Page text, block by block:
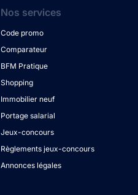
Nos services
Code promo
Comparateur
BFM Pratique
Shopping
Immobilier neuf
Portage salarial
Jeux-concours
Règlements jeux-concours
Annonces légales